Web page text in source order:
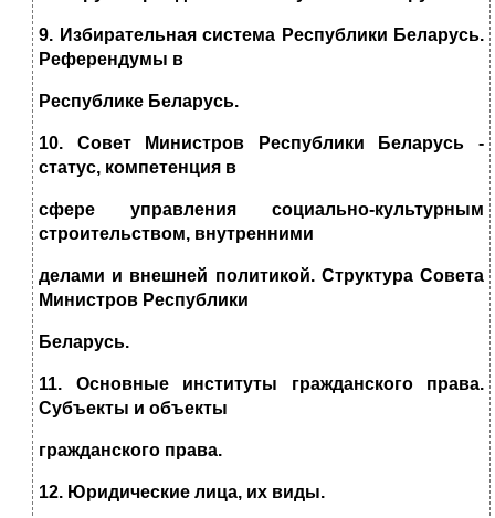
9. Избирательная система Республики Беларусь.
Референдумы в
Республике Беларусь.
10. Совет Министров Республики Беларусь -
статус, компетенция в
сфере управления социально-культурным
строительством, внутренними
делами и внешней политикой. Структура Совета
Министров Республики
Беларусь.
11. Основные институты гражданского права.
Субъекты и объекты
гражданского права.
12. Юридические лица, их виды.